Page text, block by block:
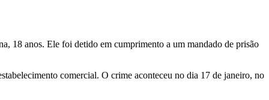
18 anos. Ele foi detido em cumprimento a um mandado de prisão
comercial. O crime aconteceu no dia 17 de janeiro, no